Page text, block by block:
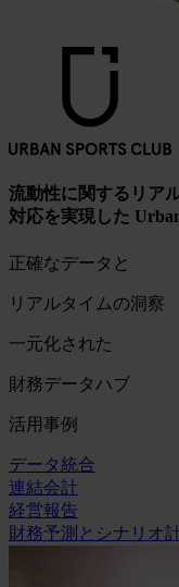
流動性に関するリア
対応を実現した
正確なデータと
リアルタイムの洞察
一元化された
財務データハブ
活用事例
データ統合
連結会計
経営報告
財務予測とシナリオ